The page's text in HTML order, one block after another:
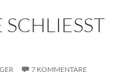
E
7 KOMMENTARE